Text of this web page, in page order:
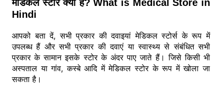
मेडिकल स्टोर क्या है? What is Medical Store in
Hindi
आपको बता दें, सभी प्रकार की दवाइयां मेडिकल स्टोर्स के रूप में
उपलब्ध हैं और सभी प्रकार की दवाएं या स्वास्थ्य से संबंधित सभी
प्रकार के सामान इसके स्टोर के अंदर पाए जाते हैं। जिसे किसी भी
अस्पताल या गांव, कस्बे आदि में मेडिकल स्टोर के रूप में खोला जा
सकता है।